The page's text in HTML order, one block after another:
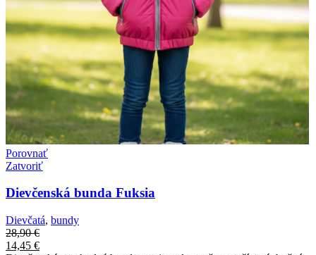
Porovnať
Zatvoriť
Dievčenská bunda Fuksia
Dievčatá, bundy
28,90€
14,45 €